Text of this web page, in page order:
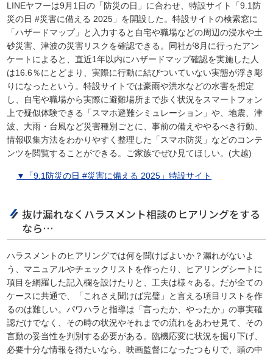
LINEヤフーは9月1日の「防災の日」に合わせ、特設サイト「9.1防
災の日 #災害に備える 2025」を開設した。特設サイトの検索窓に
「ハザードマップ」と入力すると自宅や職場などの周辺の浸水や土
砂災害、津波の災害リスクを確認できる。同社が8月に行ったアン
ケートによると、直近1年以内にハザードマップ確認を実施した人
は16.6％にとどまり、実際に行動に結びついていない実態が浮き彫
りになったという。特設サイトでは豪雨や洪水などの水害を想定
し、自宅や職場から実際に避難場所まで歩く状況をスマートフォン
上で疑似体験できる「スマホ避難シミュレーション」や、地震、津
波、大雨・台風など災害種別ごとに、事前の備えややるべき行動、
情報収集方法をわかりやすく整理した「スマホ防災」などのコンテ
ンツを閲覧することができる。ご家族でぜひ見てほしい。(大越)
▼「9.1防災の日 #災害に備える 2025」特設サイト
抜け漏れなくハラスメント相談のヒアリングをする
なら…
ハラスメントのヒアリングでは何を聞けばよいか？漏れがないよ
う、マニュアルやチェックリストを作ったり、ヒアリングシートに
項目を網羅した記入欄を設けたりと、工夫は様々ある。だが全ての
ケースに共通で、「これさえ聞けば完璧」と言える項目リストを作
るのは難しい。パワハラと指導は「言ったか、やったか」の事実確
認だけでなく、その時の状況やそれまでの流れをあわせ見て、その
言動の妥当性を判別する必要がある。臨機応変に状況を掘り下げ、
必要十分な情報を得たいなら、映画監督になったつもりで、頭の中